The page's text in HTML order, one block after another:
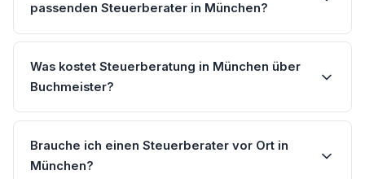
passenden Steuerberater in München?
Was kostet Steuerberatung in München über
Buchmeister?
Brauche ich einen Steuerberater vor Ort in
München?